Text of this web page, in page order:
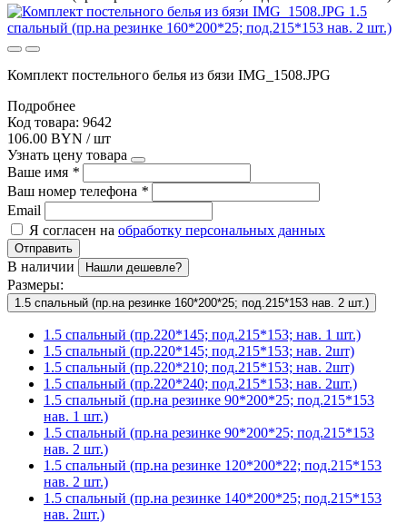
Комплект постельного белья из бязи IMG_1508.JPG
Подробнее
Код товара: 9642
106.00 BYN / шт
Узнать цену товара
Ваше имя *
Ваш номер телефона *
Email
Я согласен на обработку персональных данных
Отправить
В наличии Нашли дешевле?
Размеры:
1.5 спальный (пр.на резинке 160*200*25; под.215*153 нав. 2 шт.)
1.5 спальный (пр.220*145; под.215*153; нав. 1 шт.)
1.5 спальный (пр.220*145; под.215*153; нав. 2шт)
1.5 спальный (пр.220*210; под.215*153; нав. 2шт)
1.5 спальный (пр.220*240; под.215*153; нав. 2шт.)
1.5 спальный (пр.на резинке 90*200*25; под.215*153
нав. 1 шт.)
1.5 спальный (пр.на резинке 90*200*25; под.215*153
нав. 2 шт.)
1.5 спальный (пр.на резинке 120*200*22; под.215*153
нав. 2 шт.)
1.5 спальный (пр.на резинке 140*200*25; под.215*153
нав. 2шт.)